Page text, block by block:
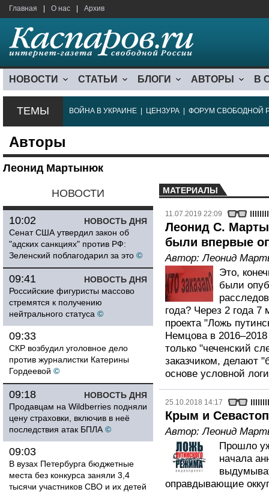
Главная О нас Архив
НОВОСТИ СТАТЬИ БЛОГИ АВТОРЫ В
ТЕМЫ ВОЙНА В УКРАИНЕ ЦЕНЗУРА ФОРУМ СВОБОДНОЙ
Авторы
Леонид Мартынюк
НОВОСТИ
НОВОСТЬ ДНЯ
10:02
Сенат США утвердил закон об
"адских санкциях" против РФ:
Зеленский поблагодарил за это ©
НОВОСТЬ ДНЯ
09:41
Российские фигуристы массово
стремятся к получению
нейтрального статуса ©
09:33
СКР возбудил уголовное дело
против журналистки Катерины
Гордеевой ©
НОВОСТЬ ДНЯ
09:18
Продавцам на Wildberries подняли
цену страховки, включив в неё
последствия атак БПЛА ©
09:03
В вузах Петербурга бюджетные
места без конкурса заняли 3,4
тысячи участников СВО и их детей
МАТЕРИАЛЫ
11.07.2019 22:09
Леонид С.
были впервые
Автор:Леонид
Это,
были
года? Через 2 года
проекта "Ложь
Немцова в
только "чеченский
заказчиком, делают
основе условной
25.10.2018 14:17
Крым и
Автор:Леонид
Прошло
начала
оправдывающие